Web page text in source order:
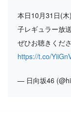
本日10月31日(
子レギュラー放
ぜひお聴きくだ
https://t.co/
— 日向坂46